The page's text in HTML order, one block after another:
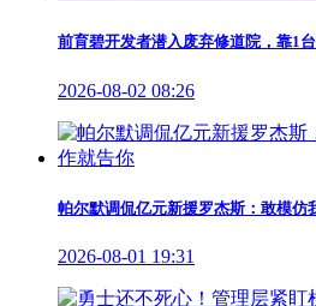
前育碧开发者潜入废弃修道院，靠1
2026-08-02 08:26
帕尔默调侃亿元新援罗杰斯：敢模仿
2026-08-01 19:31